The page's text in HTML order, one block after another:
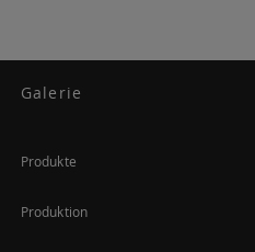
Galerie
Produkte
Produktion